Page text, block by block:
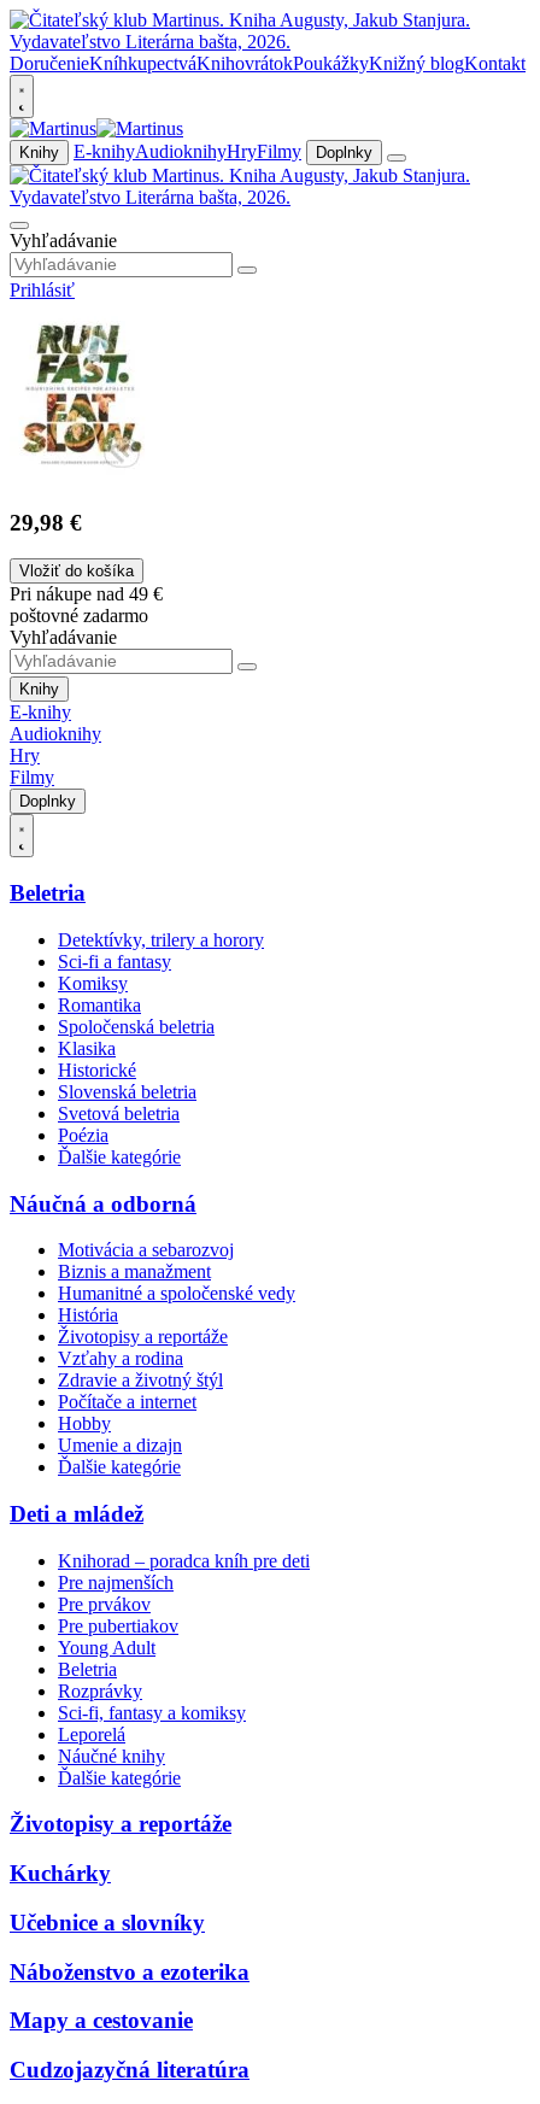
DoručenieKníhkupectváKnihovrátokPoukážkyKnižný blogKontakt
Knihy E-knihyAudioknihyHryFilmy Doplnky
Vyhľadávanie
Prihlásiť
29,98 €
Vložiť do košíka
Pri nákupe nad 49 €
poštovné zadarmo
Vyhľadávanie
Knihy
E-knihy
Audioknihy
Hry
Filmy
Doplnky
Beletria
Detektívky, trilery a horory
Sci-fi a fantasy
Komiksy
Romantika
Spoločenská beletria
Klasika
Historické
Slovenská beletria
Svetová beletria
Poézia
Ďalšie kategórie
Náučná a odborná
Motivácia a sebarozvoj
Biznis a manažment
Humanitné a spoločenské vedy
História
Životopisy a reportáže
Vzťahy a rodina
Zdravie a životný štýl
Počítače a internet
Hobby
Umenie a dizajn
Ďalšie kategórie
Deti a mládež
Knihorad – poradca kníh pre deti
Pre najmenších
Pre prvákov
Pre pubertiakov
Young Adult
Beletria
Rozprávky
Sci-fi, fantasy a komiksy
Leporelá
Náučné knihy
Ďalšie kategórie
Životopisy a reportáže
Kuchárky
Učebnice a slovníky
Náboženstvo a ezoterika
Mapy a cestovanie
Cudzojazyčná literatúra